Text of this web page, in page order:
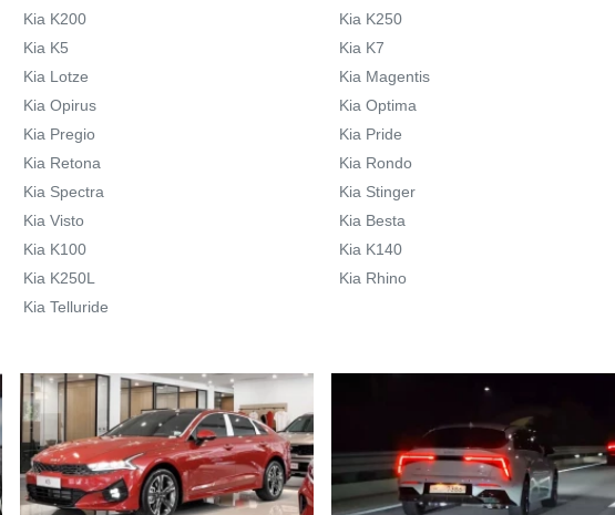
Kia K200 Kia K250
Kia K5 Kia K7
Kia Lotze Kia Magentis
Kia Opirus Kia Optima
Kia Pregio Kia Pride
Kia Retona Kia Rondo
Kia Spectra Kia Stinger
Kia Visto Kia Besta
Kia K100 Kia K140
Kia K250L Kia Rhino
Kia Telluride